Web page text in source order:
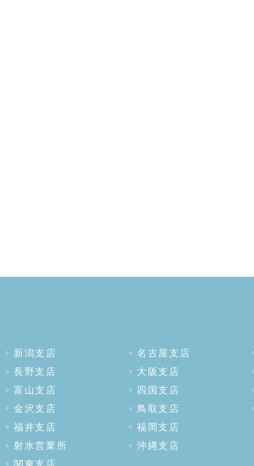
新潟支店
長野支店
富山支店
金沢支店
福井支店
射水営業所
名古屋支店
大阪支店
四国支店
鳥取支店
福岡支店
沖縄支店